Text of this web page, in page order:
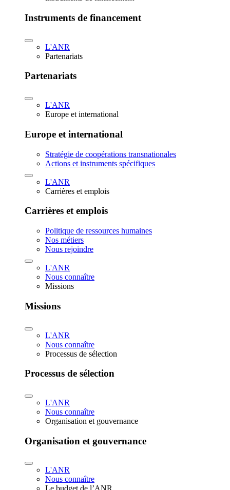
Instruments de financement
L'ANR
Partenariats
Partenariats
L'ANR
Europe et international
Europe et international
Stratégie de coopérations transnationales
Actions et instruments spécifiques
L'ANR
Carrières et emplois
Carrières et emplois
Politique de ressources humaines
Nos métiers
Nous rejoindre
L'ANR
Nous connaître
Missions
Missions
L'ANR
Nous connaître
Processus de sélection
Processus de sélection
L'ANR
Nous connaître
Organisation et gouvernance
Organisation et gouvernance
L'ANR
Nous connaître